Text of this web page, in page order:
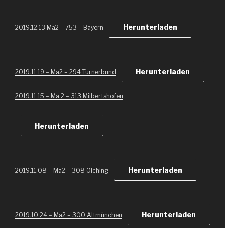
2019.12.13 Ma2 – 753 – Bayern Herunterladen
2019.11.19 – Ma2 – 294 Turnerbund Herunterladen
2019.11.15 – Ma 2 – 313 Milbertshofen
Herunterladen
2019.11.08 – Ma2 – 308 Olching Herunterladen
2019.10.24 – Ma2 – 300 Altmünchen Herunterladen